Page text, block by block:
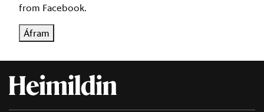
from Facebook.
Áfram